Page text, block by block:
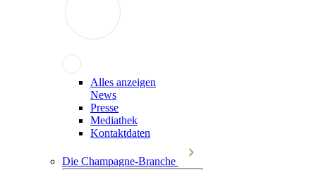
Alles anzeigen
News
Presse
Mediathek
Kontaktdaten
Die Champagne-Branche